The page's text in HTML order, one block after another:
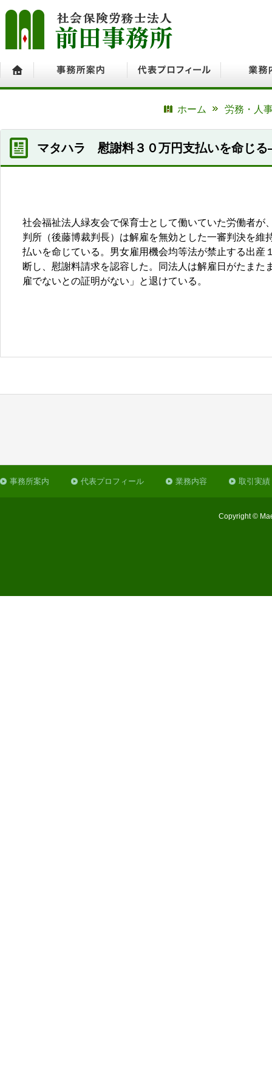
ホーム
労務・人
マタハラ 慰謝料３０万円支払いを命じ
社会福祉法人緑友会で保育士として働いていた労働者
判所（後藤博裁判長）は解雇を無効とした一審判決を
払いを命じている。男女雇用機会均等法が禁止する出
断し、慰謝料請求を認容した。同法人は解雇日がたま
雇でないとの証明がない」と退けている。
事務所案内 代表プロフィール 業務内容 取引実績
Copyright ©